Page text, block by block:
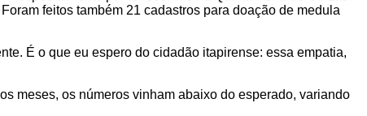
feitos também 21 cadastros para doação de medula
É o que eu espero do cidadão itapirense: essa empatia,
meses, os números vinham abaixo do esperado, variando